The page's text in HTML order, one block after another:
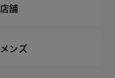
店舗
メンズ